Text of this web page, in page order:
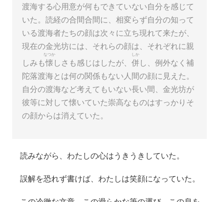
渡海する心用意が何もできていない自分を感じて
いた。読経の合間合間に、相変らず自分の知って
いる渡海者たちの顔は次々に立ち現れて来たが、
現在の金光坊には、それらの顔は、それぞれに親
しみも懐
なつか
しさも感じはしたが、 併
しか
し、例外なく補
陀落渡海とは何の関係もない人間の顔に見えた。
自分の渡海など考えてもいない長い間、金光坊が
彼等に対して懐いていた崇高なものはすっかりそ
の顔からは消えていた。
読みながら、わたしの心はうきうきしていた。
誤解を恐れず書けば、わたしは笑顔になっていた。